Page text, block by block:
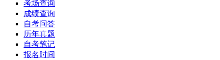
考场查询
成绩查询
自考问答
历年真题
自考笔记
报名时间